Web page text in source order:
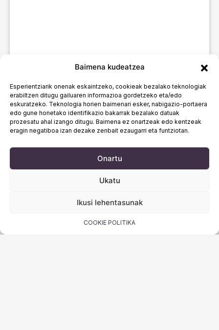
Baimena kudeatzea
Esperientziarik onenak eskaintzeko, cookieak bezalako teknologiak
erabiltzen ditugu gailuaren informazioa gordetzeko eta/edo
eskuratzeko. Teknologia horien baimenari esker, nabigazio-portaera
edo gune honetako identifikazio bakarrak bezalako datuak
prozesatu ahal izango ditugu. Baimena ez onartzeak edo kentzeak
eragin negatiboa izan dezake zenbait ezaugarri eta funtziotan.
Onartu
Ukatu
Ikusi lehentasunak
COOKIE POLITIKA